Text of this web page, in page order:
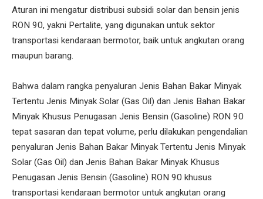
Aturan ini mengatur distribusi subsidi solar dan bensin jenis
RON 90, yakni Pertalite, yang digunakan untuk sektor
transportasi kendaraan bermotor, baik untuk angkutan orang
maupun barang.
Bahwa dalam rangka penyaluran Jenis Bahan Bakar Minyak
Tertentu Jenis Minyak Solar (Gas Oil) dan Jenis Bahan Bakar
Minyak Khusus Penugasan Jenis Bensin (Gasoline) RON 90
tepat sasaran dan tepat volume, perlu dilakukan pengendalian
penyaluran Jenis Bahan Bakar Minyak Tertentu Jenis Minyak
Solar (Gas Oil) dan Jenis Bahan Bakar Minyak Khusus
Penugasan Jenis Bensin (Gasoline) RON 90 khusus
transportasi kendaraan bermotor untuk angkutan orang